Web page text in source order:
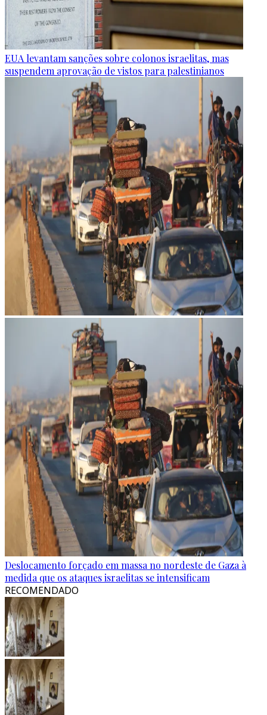
EUA levantam sanções sobre colonos israelitas, mas
suspendem aprovação de vistos para palestinianos
Deslocamento forçado em massa no nordeste de Gaza à
medida que os ataques israelitas se intensificam
RECOMENDADO